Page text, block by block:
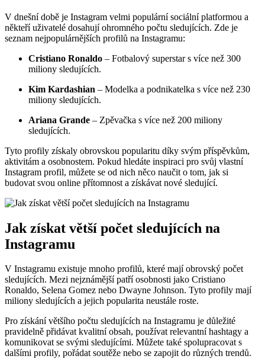
V dnešní době je Instagram velmi populární sociální platformou a
někteří uživatelé dosahují ohromného počtu sledujících. Zde je
seznam nejpopulárnějších profilů na Instagramu:
Cristiano Ronaldo – Fotbalový superstar s více než 300
miliony sledujících.
Kim Kardashian – Modelka a podnikatelka s více než 230
miliony sledujících.
Ariana Grande – Zpěvačka s více než 200 miliony
sledujících.
Tyto profily získaly obrovskou popularitu díky svým příspěvkům,
aktivitám a osobnostem. Pokud hledáte inspiraci pro svůj vlastní
Instagram profil, můžete se od nich něco naučit o tom, jak si
budovat svou online přítomnost a získávat nové sledující.
Jak získat větší počet sledujících na
Instagramu
V Instagramu existuje mnoho profilů, které mají obrovský počet
sledujících. Mezi nejznámější patří osobnosti jako Cristiano
Ronaldo, Selena Gomez nebo Dwayne Johnson. Tyto profily mají
miliony sledujících a jejich popularita neustále roste.
Pro získání většího počtu sledujících na Instagramu je důležité
pravidelně přidávat kvalitní obsah, používat relevantní hashtagy a
komunikovat se svými sledujícími. Můžete také spolupracovat s
dalšími profily, pořádat soutěže nebo se zapojit do různých trendů.